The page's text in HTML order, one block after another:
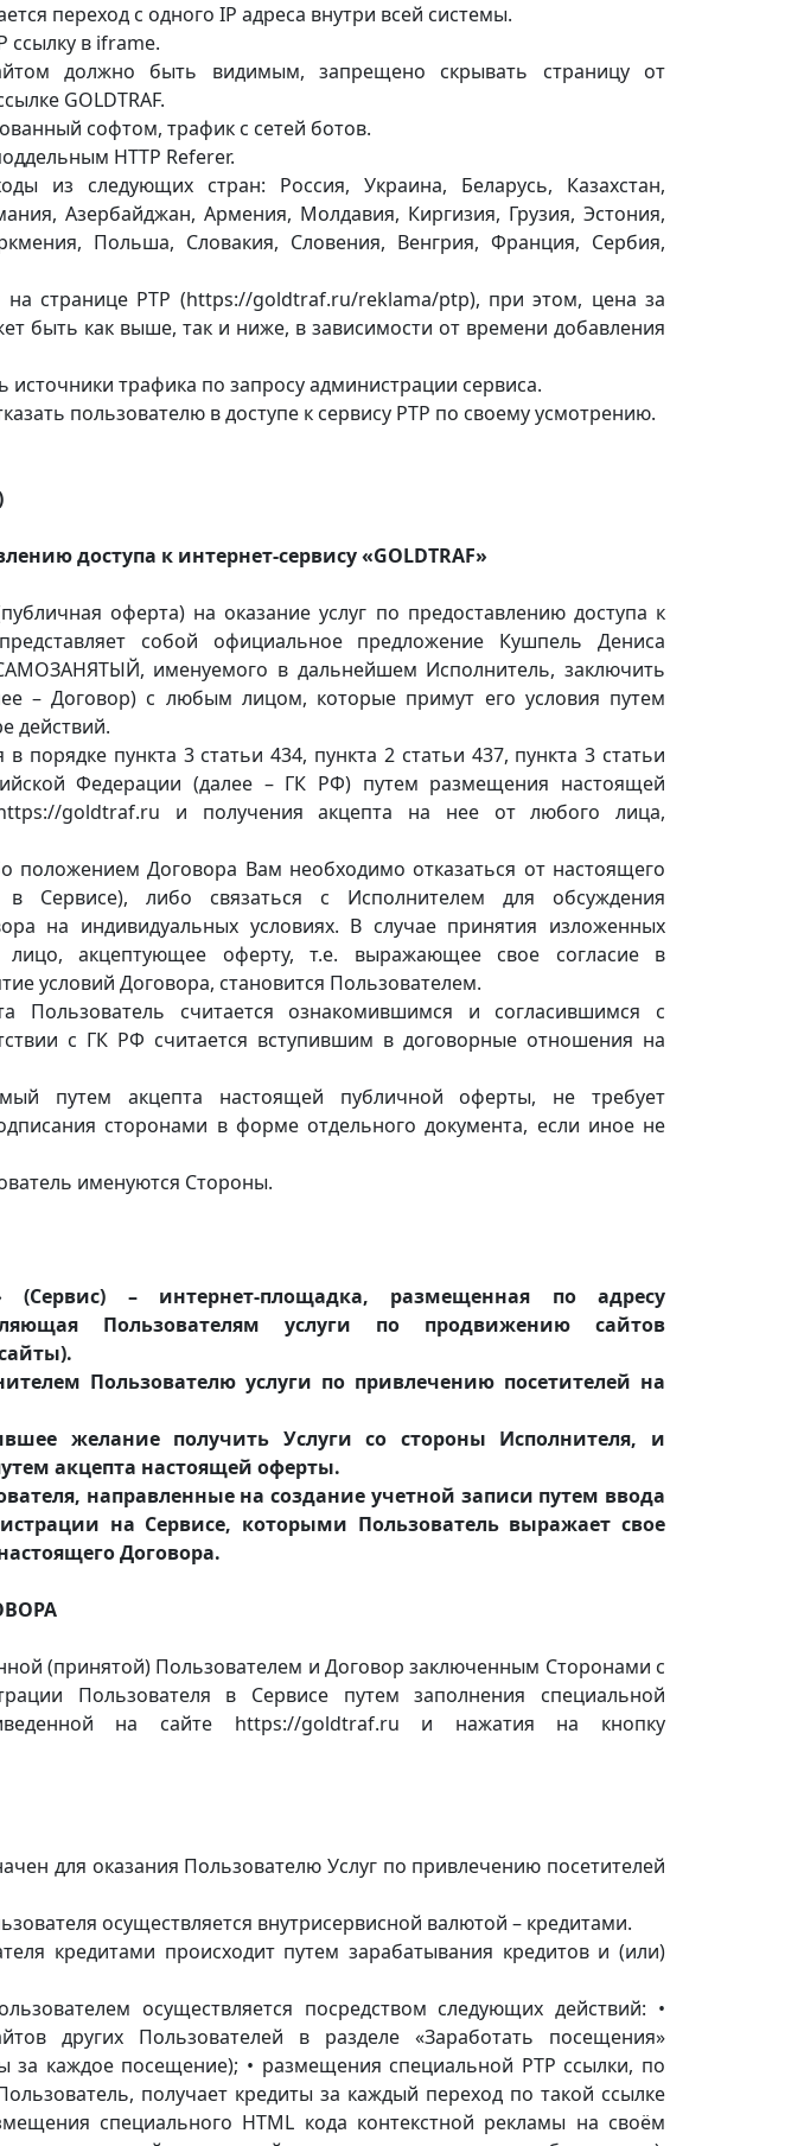
переход с одного IP адреса внутри всей системы.
ссылку в iframe.
должно быть видимым, запрещено скрывать страницу от
GOLDTRAF.
софтом, трафик с сетей ботов.
HTTP Referer.
из следующих стран: Россия, Украина, Беларусь, Казахстан,
Азербайджан, Армения, Молдавия, Киргизия, Грузия, Эстония,
Польша, Словакия, Словения, Венгрия, Франция, Сербия,
на странице PTP (https://goldtraf.ru/reklama/ptp), при этом, цена за
быть как выше, так и ниже, в зависимости от времени добавления
трафика по запросу администрации сервиса.
пользователю в доступе к сервису PTP по своему усмотрению.
доступа к интернет-сервису «GOLDTRAF»
оферта) на оказание услуг по предоставлению доступа к
представляет собой официальное предложение Кушпель Дениса
именуемого в дальнейшем Исполнитель, заключить
– Договор) с любым лицом, которые примут его условия путем
действий.
порядке пункта 3 статьи 434, пункта 2 статьи 437, пункта 3 статьи
Федерации (далее – ГК РФ) путем размещения настоящей
goldtraf.ru и получения акцепта на нее от любого лица,
положением Договора Вам необходимо отказаться от настоящего
в Сервисе), либо связаться с Исполнителем для обсуждения
на индивидуальных условиях. В случае принятия изложенных
лицо, акцептующее оферту, т.е. выражающее свое согласие в
условий Договора, становится Пользователем.
Пользователь считается ознакомившимся и согласившимся с
с ГК РФ считается вступившим в договорные отношения на
путем акцепта настоящей публичной оферты, не требует
сторонами в форме отдельного документа, если иное не
именуются Стороны.
(Сервис) – интернет-площадка, размещенная по адресу
Пользователям услуги по продвижению сайтов
Пользователю услуги по привлечению посетителей на
желание получить Услуги со стороны Исполнителя, и
акцепта настоящей оферты.
направленные на создание учетной записи путем ввода
на Сервисе, которыми Пользователь выражает свое
Договора.
(принятой) Пользователем и Договор заключенным Сторонами с
Пользователя в Сервисе путем заполнения специальной
на сайте https://goldtraf.ru и нажатия на кнопку
для оказания Пользователю Услуг по привлечению посетителей
осуществляется внутрисервисной валютой – кредитами.
кредитами происходит путем зарабатывания кредитов и (или)
осуществляется посредством следующих действий: •
других Пользователей в разделе «Заработать посещения»
за каждое посещение); • размещения специальной PTP ссылки, по
получает кредиты за каждый переход по такой ссылке
специального HTML кода контекстной рекламы на своём